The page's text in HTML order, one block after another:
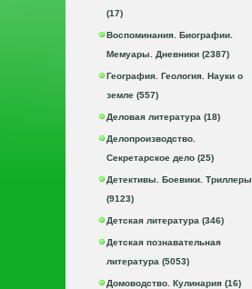
(17)
Воспоминания. Биографии.
Мемуары. Дневники (2387)
География. Геология. Науки о
земле (557)
Деловая литература (18)
Делопроизводство.
Секретарское дело (25)
Детективы. Боевики. Триллеры
(9123)
Детская литература (346)
Детская познавательная
литература (5053)
Домоводство. Кулинария (16)